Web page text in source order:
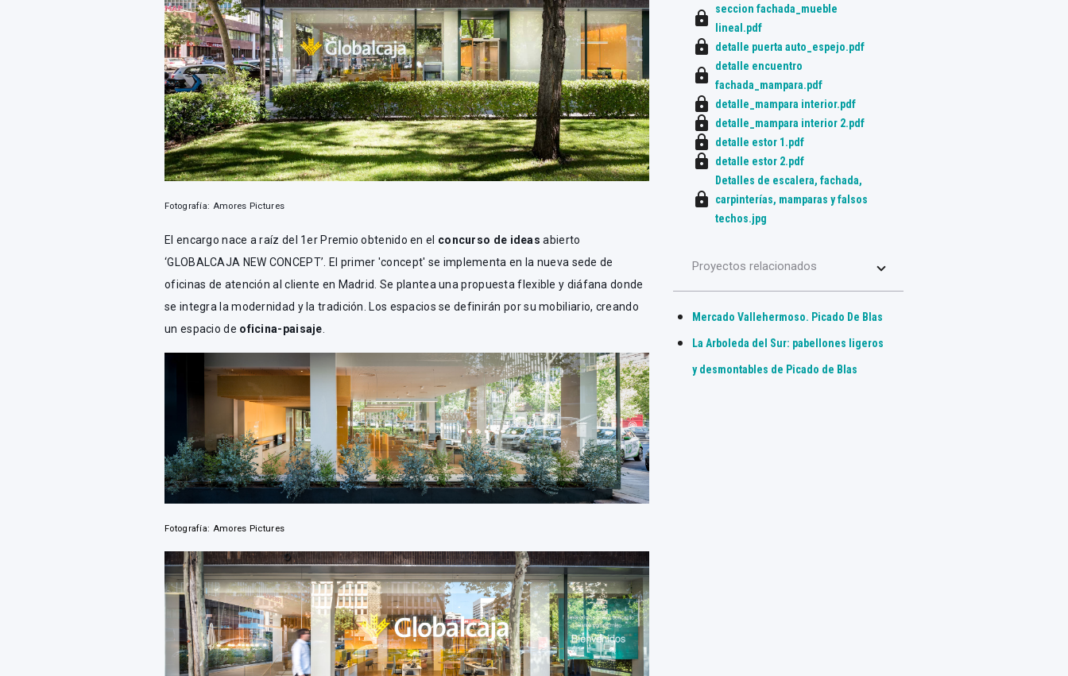
Fotografía: Amores Pictures
El encargo nace a raíz del 1er Premio obtenido en el concurso de ideas abierto
‘GLOBALCAJA NEW CONCEPT’. El primer 'concept' se implementa en la nueva sede de
oficinas de atención al cliente en Madrid. Se plantea una propuesta flexible y diáfana donde
se integra la modernidad y la tradición. Los espacios se definirán por su mobiliario, creando
un espacio de oficina-paisaje
Fotografía: Amores Pictures
lock
seccion fachada_mueble
lineal.pdf
lock detalle puerta auto_espejo.pdf
lock
detalle encuentro
fachada_mampara.pdf
lock detalle_mampara interior.pdf
lock detalle_mampara interior 2.pdf
lock detalle estor 1.pdf
lock detalle estor 2.pdf
lock
Detalles de escalera, fachada,
carpinterías, mamparas y falsos
techos.jpg
Proyectos relacionados
Mercado Vallehermoso. Picado De Blas
La Arboleda del Sur: pabellones ligeros
y desmontables de Picado de Blas